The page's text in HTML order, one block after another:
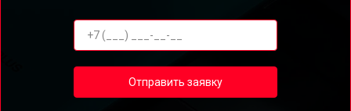
Отправить заявку